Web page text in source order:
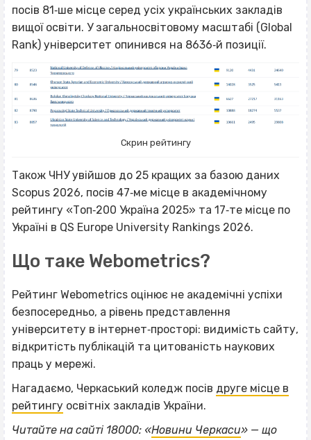
посів 81‐ше місце серед усіх українських закладів
вищої освіти. У загальносвітовому масштабі (Global
Rank) університет опинився на 8636‐й позиції.
Скрин рейтингу
Також ЧНУ увійшов до 25 кращих за базою даних
Scopus 2026, посів 47‐ме місце в академічному
рейтингу «Топ‐200 Україна 2025» та 17‐те місце по
Україні в QS Europe University Rankings 2026.
Що таке Webometrics?
Рейтинг Webometrics оцінює не академічні успіхи
безпосередньо, а рівень представлення
університету в інтернет‐просторі: видимість сайту,
відкритість публікацій та цитованість наукових
праць у мережі.
Нагадаємо, Черкаський коледж посів друге місце в
рейтингу освітніх закладів України.
Читайте на сайті 18000: «Новини Черкаси» — що